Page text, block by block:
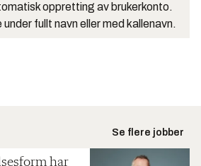
oppretting av brukerkonto.
fullt navn eller med kallenavn.
Se flere jobber
har